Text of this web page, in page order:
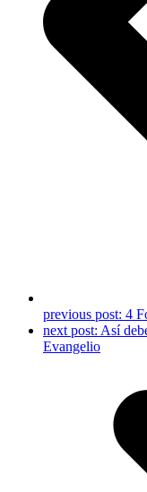
previous post: 4
next post: Así
Evangelio